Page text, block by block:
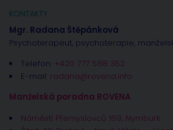
KONTAKTY
Mgr. Radana Štěpánková
Psychoterapeut, psychoterapie,
Telefon: +420 777 588 352
E-mail: radana@rovena.info
Manželská poradna ROVENA
Náměstí Přemyslovců 169, Nymburk